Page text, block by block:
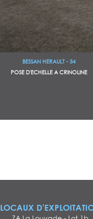
BESSAN HERAULT - 34
POSE D'ECHELLE A CRINOLINE
LOCAUX